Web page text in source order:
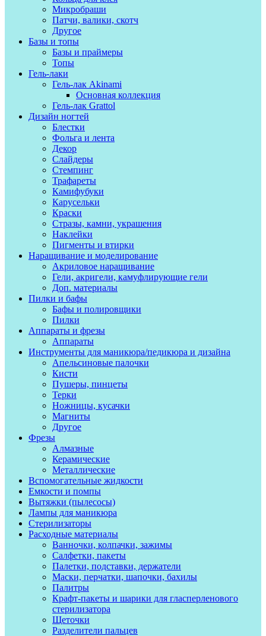
Микробраши
Патчи, валики, скотч
Другое
Базы и топы
Базы и праймеры
Топы
Гель-лаки
Гель-лак Akinami
Основная коллекция
Гель-лак Grattol
Дизайн ногтей
Блестки
Фольга и лента
Декор
Слайдеры
Стемпинг
Трафареты
Камифубуки
Карусельки
Краски
Стразы, камни, украшения
Наклейки
Пигменты и втирки
Наращивание и моделирование
Акриловое наращивание
Гели, акригели, камуфлирующие гели
Доп. материалы
Пилки и бафы
Бафы и полировщики
Пилки
Аппараты и фрезы
Аппараты
Инструменты для маникюра/педикюра и дизайна
Апельсиновые палочки
Кисти
Пушеры, пинцеты
Терки
Ножницы, кусачки
Магниты
Другое
Фрезы
Алмазные
Керамические
Металлические
Вспомогательные жидкости
Емкости и помпы
Вытяжки (пылесосы)
Лампы для маникюра
Стерилизаторы
Расходные материалы
Ванночки, колпачки, зажимы
Салфетки, пакеты
Палетки, подставки, держатели
Маски, перчатки, шапочки, бахилы
Палитры
Крафт-пакеты и шарики для гласперленового
стерилизатора
Щеточки
Разделители пальцев